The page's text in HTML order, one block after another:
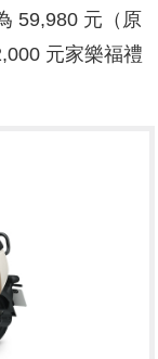
59,980 元（原
元家樂福禮